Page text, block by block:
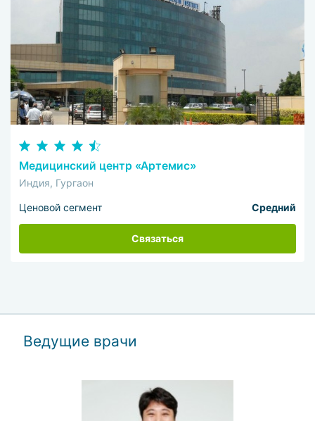
Медицинский центр «Артемис»
Индия, Гургаон
Ценовой сегмент Средний
Связаться
Ведущие врачи